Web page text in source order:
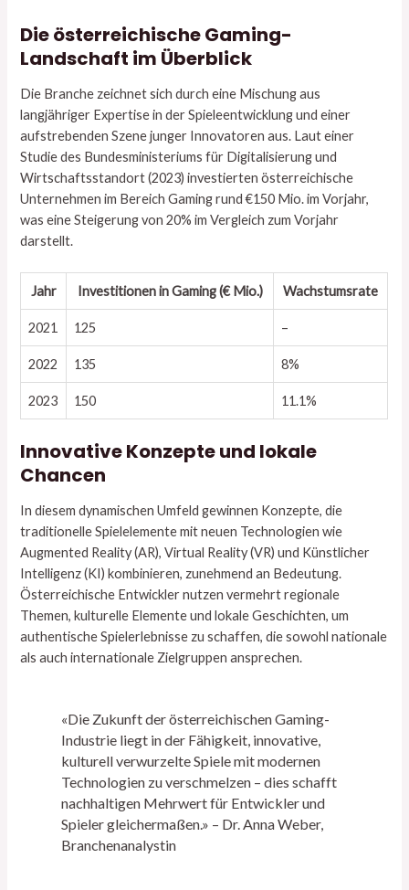
Die österreichische Gaming-
Landschaft im Überblick
Die Branche zeichnet sich durch eine Mischung aus
langjähriger Expertise in der Spieleentwicklung und einer
aufstrebenden Szene junger Innovatoren aus. Laut einer
Studie des Bundesministeriums für Digitalisierung und
Wirtschaftsstandort (2023) investierten österreichische
Unternehmen im Bereich Gaming rund€150 Mio.im Vorjahr,
was eine Steigerung von 20% im Vergleich zum Vorjahr
darstellt.
Jahr Investitionen in Gaming (€ Mio.) Wachstumsrate
2021 125 –
2022 135 8%
2023 150 11.1%
Innovative Konzepte und lokale
Chancen
In diesem dynamischen Umfeld gewinnen Konzepte, die
traditionelle Spielelemente mit neuen Technologien wie
Augmented Reality (AR), Virtual Reality (VR) und Künstlicher
Intelligenz (KI) kombinieren, zunehmend an Bedeutung.
Österreichische Entwickler nutzen vermehrt regionale
Themen, kulturelle Elemente und lokale Geschichten, um
authentische Spielerlebnisse zu schaffen, die sowohl nationale
als auch internationale Zielgruppen ansprechen.
«Die Zukunft der österreichischen Gaming-
Industrie liegt in der Fähigkeit, innovative,
kulturell verwurzelte Spiele mit modernen
Technologien zu verschmelzen – dies schafft
nachhaltigen Mehrwert für Entwickler und
Spieler gleichermaßen.» – Dr. Anna Weber,
Branchenanalystin